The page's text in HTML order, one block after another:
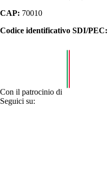
CAP: 70010
Codice identificativo SDI/PEC:
Con il patrocinio di
Seguici su: